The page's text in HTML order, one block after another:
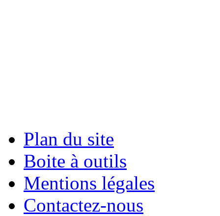
Plan du site
Boite à outils
Mentions légales
Contactez-nous